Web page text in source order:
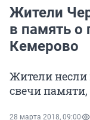
Жители
в память о
Кемерово
Жители несли
свечи
28 марта 2018, 09:00